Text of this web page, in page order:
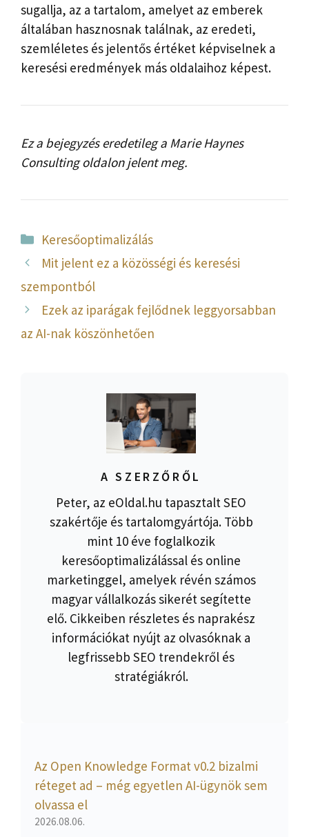
sugallja, az a tartalom, amelyet az emberek
általában hasznosnak találnak, az eredeti,
szemléletes és jelentős értéket képviselnek a
keresési eredmények más oldalaihoz képest.
Ez a bejegyzés eredetileg a Marie Haynes
Consulting oldalon jelent meg.
Kategória
Keresőoptimalizálás
Mit jelent ez a közösségi és keresési
szempontból
Ezek az iparágak fejlődnek leggyorsabban
az AI-nak köszönhetően
A SZERZŐRŐL
Peter, az eOldal.hu tapasztalt SEO
szakértője és tartalomgyártója. Több
mint 10 éve foglalkozik
keresőoptimalizálással és online
marketinggel, amelyek révén számos
magyar vállalkozás sikerét segítette
elő. Cikkeiben részletes és naprakész
információkat nyújt az olvasóknak a
legfrissebb SEO trendekről és
stratégiákról.
Az Open Knowledge Format v0.2 bizalmi
réteget ad – még egyetlen AI-ügynök sem
olvassa el
2026.08.06.